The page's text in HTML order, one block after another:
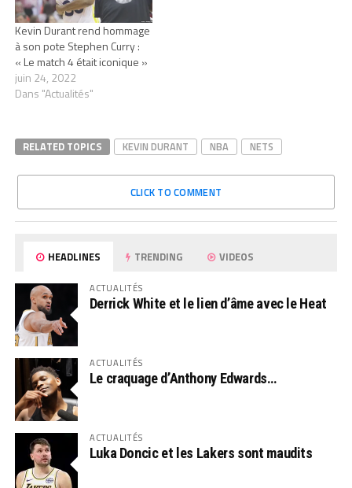
Kevin Durant rend hommage
à son pote Stephen Curry :
« Le match 4 était iconique »
juin 24, 2022
Dans "Actualités"
RELATED TOPICS KEVIN DURANT NBA NETS
CLICK TO COMMENT
HEADLINES TRENDING VIDEOS
ACTUALITÉS
Derrick White et le lien d’âme avec le Heat
ACTUALITÉS
Le craquage d’Anthony Edwards…
ACTUALITÉS
Luka Doncic et les Lakers sont maudits